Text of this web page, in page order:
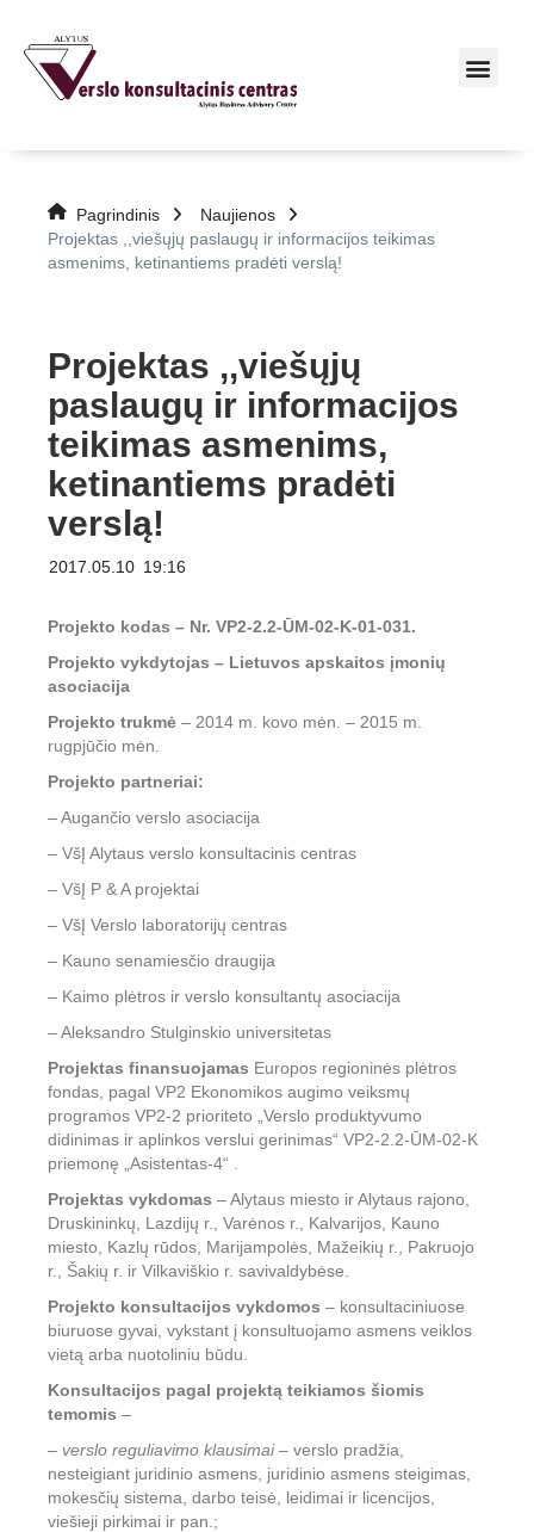
Pagrindinis
Naujienos
Projektas ,,viešųjų paslaugų ir informacijos teikimas
asmenims, ketinantiems pradėti verslą!
Projektas ,,viešųjų
paslaugų ir informacijos
teikimas asmenims,
ketinantiems pradėti
verslą!
2017.05.10 19:16
Projekto kodas – Nr. VP2-2.2-ŪM-02-K-01-031.
Projekto vykdytojas – Lietuvos apskaitos įmonių
asociacija
Projekto trukmė – 2014 m. kovo mėn. – 2015 m.
rugpjūčio mėn.
Projekto partneriai:
– Augančio verslo asociacija
– VšĮ Alytaus verslo konsultacinis centras
– VšĮ P & A projektai
– VšĮ Verslo laboratorijų centras
– Kauno senamiesčio draugija
– Kaimo plėtros ir verslo konsultantų asociacija
– Aleksandro Stulginskio universitetas
Projektas finansuojamas Europos regioninės plėtros
fondas, pagal VP2 Ekonomikos augimo veiksmų
programos VP2-2 prioriteto „Verslo produktyvumo
didinimas ir aplinkos verslui gerinimas“ VP2-2.2-ŪM-02-K
priemonę „Asistentas-4“ .
Projektas vykdomas – Alytaus miesto ir Alytaus rajono,
Druskininkų, Lazdijų r., Varėnos r., Kalvarijos, Kauno
miesto, Kazlų rūdos, Marijampolės, Mažeikių r., Pakruojo
r., Šakių r. ir Vilkaviškio r. savivaldybėse.
Projekto konsultacijos vykdomos – konsultaciniuose
biuruose gyvai, vykstant į konsultuojamo asmens veiklos
vietą arba nuotoliniu būdu.
Konsultacijos pagal projektą teikiamos šiomis
temomis –
– verslo reguliavimo klausimai– verslo pradžia,
nesteigiant juridinio asmens, juridinio asmens steigimas,
mokesčių sistema, darbo teisė, leidimai ir licencijos,
viešieji pirkimai ir pan.;